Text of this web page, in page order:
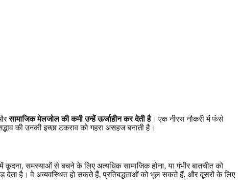
सामाजिक मेलजोल की कमी उन्हें ऊर्जाहीन कर देती है। एक नीरस नौकरी में फंसे
की उनकी इच्छा टकराव को गहरा असहज बनाती है।
कूदना, समस्याओं से बचने के लिए अत्यधिक सामाजिक होना, या गंभीर बातचीत को
है। वे अव्यवस्थित हो सकते हैं, प्रतिबद्धताओं को भूल सकते हैं, और दूसरों के लिए